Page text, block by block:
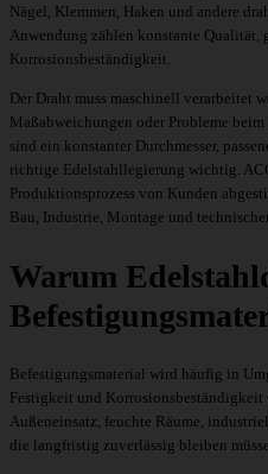
Nägel, Klemmen, Haken und andere
Anwendung zählen konstante Qualität,
Korrosionsbeständigkeit.
Der Draht muss maschinell verarbeitet
Maßabweichungen oder Probleme
sind ein konstanter Durchmesser,
richtige Edelstahllegierung wichtig.
Produktionsprozess von Kunden
Bau, Industrie, Montage und
Warum
Befestigungsmaterial wird häufig in
Festigkeit und
Außeneinsatz, feuchte Räume,
die langfristig zuverlässig bleiben